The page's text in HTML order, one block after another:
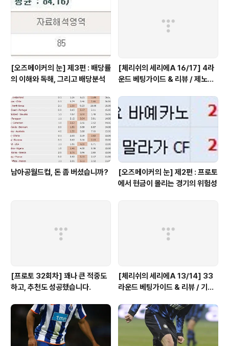
명장’ 귀둘린 감독은 파누치와 델라피오레를 중앙에 놓고
자카르도와 루카렐리를 측면쪽에 놓았습니다. 하지만, 실
제 경기 자체에서는 밀란의 파투나 ..
[오즈메이커의 눈] 제3편 : 배당률
의 이해와 독해, 그리고 배당분석
[체리쉬의 세리에A 16/17] 4라
운드 베팅가이드 & 리뷰 / 제노아
남아공월드컵, 돈 좀 버셨습니까?
[오즈메이커의 눈] 제2편 : 프로토
에서 현금이 몰리는 경기의 위험성
[프로토 32회차] 꽤나 큰 적중도
하고, 추천도 성공했습니다.
[체리쉬의 세리에A 13/14] 33
라운드 베팅가이드 & 리뷰 / 기적